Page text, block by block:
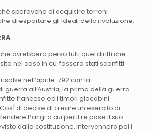
speravano di acquisire terreni
di esportare gli ideali della rivoluzione.
avrebbero perso tutti quei diritti che
nel caso in cui fossero stati sconfitti
nell’aprile 1792 con la
guerra all’Austria; la prima della guerra
francese ed i timori giacobini
di decise di creare un esercito di
Parigi a cui per il re pose il suo
dalla costituzione, intervennero poi i